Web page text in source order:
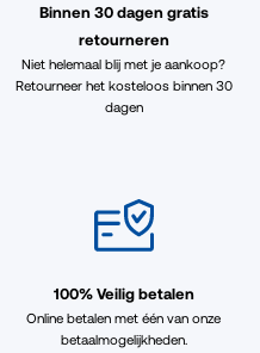
Binnen 30 dagen gratis
retourneren
Niet helemaal blij met je aankoop?
Retourneer het kosteloos binnen 30
dagen
100% Veilig betalen
Online betalen met één van onze
betaalmogelijkheden.